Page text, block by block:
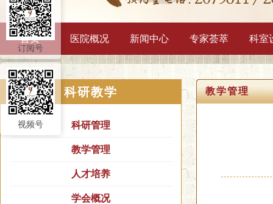
首页 医院概况 新闻中心 专家荟萃 科室
科研教学
科研管理
教学管理
人才培养
学会概况
教学管理
订阅号
视频号